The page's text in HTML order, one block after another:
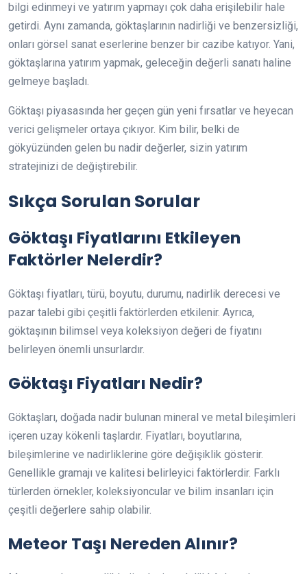
bilgi edinmeyi ve yatırım yapmayı çok daha erişilebilir hale
getirdi. Aynı zamanda, göktaşlarının nadirliği ve benzersizliği,
onları görsel sanat eserlerine benzer bir cazibe katıyor. Yani,
göktaşlarına yatırım yapmak, geleceğin değerli sanatı haline
gelmeye başladı.
Göktaşı piyasasında her geçen gün yeni fırsatlar ve heyecan
verici gelişmeler ortaya çıkıyor. Kim bilir, belki de
gökyüzünden gelen bu nadir değerler, sizin yatırım
stratejinizi de değiştirebilir.
Sıkça Sorulan Sorular
Göktaşı Fiyatlarını Etkileyen
Faktörler Nelerdir?
Göktaşı fiyatları, türü, boyutu, durumu, nadirlik derecesi ve
pazar talebi gibi çeşitli faktörlerden etkilenir. Ayrıca,
göktaşının bilimsel veya koleksiyon değeri de fiyatını
belirleyen önemli unsurlardır.
Göktaşı Fiyatları Nedir?
Göktaşları, doğada nadir bulunan mineral ve metal bileşimleri
içeren uzay kökenli taşlardır. Fiyatları, boyutlarına,
bileşimlerine ve nadirliklerine göre değişiklik gösterir.
Genellikle gramajı ve kalitesi belirleyici faktörlerdir. Farklı
türlerden örnekler, koleksiyoncular ve bilim insanları için
çeşitli değerlere sahip olabilir.
Meteor Taşı Nereden Alınır?